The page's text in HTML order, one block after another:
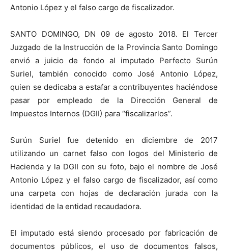
Antonio López y el falso cargo de fiscalizador.
SANTO DOMINGO, DN 09 de agosto 2018. El Tercer
Juzgado de la Instrucción de la Provincia Santo Domingo
envió a juicio de fondo al imputado Perfecto Surún
Suriel, también conocido como José Antonio López,
quien se dedicaba a estafar a contribuyentes haciéndose
pasar por empleado de la Dirección General de
Impuestos Internos (DGII) para “fiscalizarlos”.
Surún Suriel fue detenido en diciembre de 2017
utilizando un carnet falso con logos del Ministerio de
Hacienda y la DGII con su foto, bajo el nombre de José
Antonio López y el falso cargo de fiscalizador, así como
una carpeta con hojas de declaración jurada con la
identidad de la entidad recaudadora.
El imputado está siendo procesado por fabricación de
documentos públicos, el uso de documentos falsos,